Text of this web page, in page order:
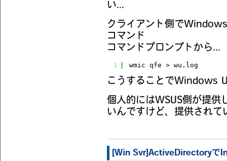
い...
クライアント側で
コマンド
コマンドプロンプトから...
1 wmic qfe > wu.log
こうすることでWindows
個人的にはWSUS側が提供
いんですけど、提供されて
[Win Svr]ActiveDirectoryで